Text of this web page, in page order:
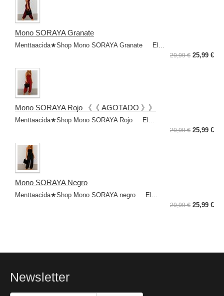
Mono SORAYA Granate
Menttaacida★Shop Mono SORAYA Granate El...
29,99 € 25,99 €
Mono SORAYA Rojo 《《 AGOTADO 》》
Menttaacida★Shop Mono SORAYA Rojo El...
29,99 € 25,99 €
Mono SORAYA Negro
Menttaacida★Shop Mono SORAYA negro El...
29,99 € 25,99 €
Newsletter